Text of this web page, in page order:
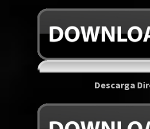
Descarga